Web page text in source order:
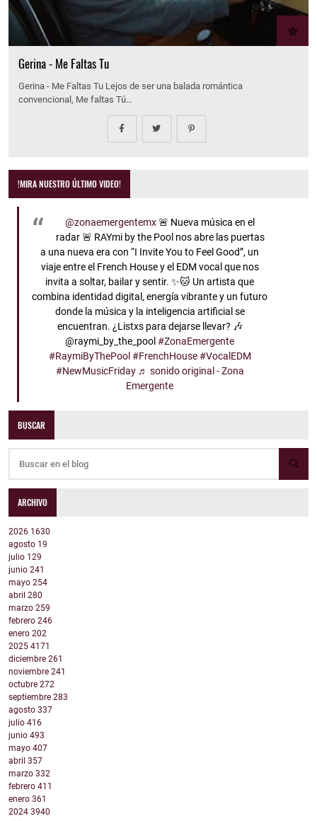
Gerina - Me Faltas Tu
Gerina - Me Faltas Tu Lejos de ser una balada romántica
convencional, Me faltas Tú…
!MIRA NUESTRO ÚLTIMO VIDEO!
@zonaemergentemx🚨 Nueva música en el
radar 🚨 RAYmi by the Pool nos abre las puertas
a una nueva era con “I Invite You to Feel Good”, un
viaje entre el French House y el EDM vocal que nos
invita a soltar, bailar y sentir. ✨🐱 Un artista que
combina identidad digital, energía vibrante y un futuro
donde la música y la inteligencia artificial se
encuentran. ¿Listxs para dejarse llevar? 🎶
@raymi_by_the_pool#ZonaEmergente
#RaymiByThePool #FrenchHouse #VocalEDM
#NewMusicFriday ♬ sonido original - Zona
Emergente
BUSCAR
ARCHIVO
2026 1630
agosto 19
julio 129
junio 241
mayo 254
abril 280
marzo 259
febrero 246
enero 202
2025 4171
diciembre 261
noviembre 241
octubre 272
septiembre 283
agosto 337
julio 416
junio 493
mayo 407
abril 357
marzo 332
febrero 411
enero 361
2024 3940